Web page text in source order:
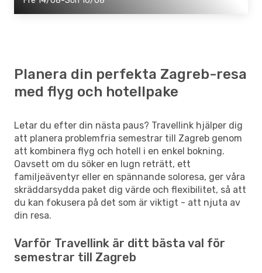
Planera din perfekta Zagreb-resa
med flyg och hotellpake
Letar du efter din nästa paus? Travellink hjälper dig
att planera problemfria semestrar till Zagreb genom
att kombinera flyg och hotell i en enkel bokning.
Oavsett om du söker en lugn reträtt, ett
familjeäventyr eller en spännande soloresa, ger våra
skräddarsydda paket dig värde och flexibilitet, så att
du kan fokusera på det som är viktigt - att njuta av
din resa.
Varför Travellink är ditt bästa val för
semestrar till Zagreb